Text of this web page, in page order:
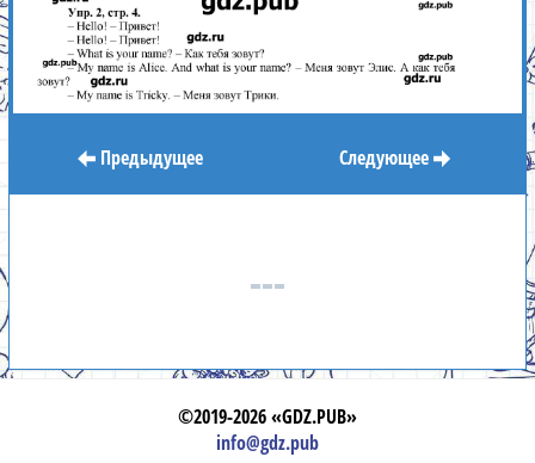
Предыдущее Следующее
©2019-2026 «GDZ.PUB»
info@gdz.pub